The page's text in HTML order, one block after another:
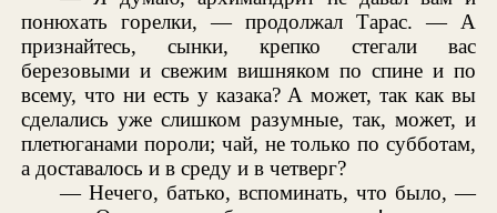
понюхать горелки, — продолжал Тарас. — А
признайтесь, сынки, крепко стегали вас
березовыми и свежим вишняком по спине и по
всему, что ни есть у казака? А может, так как вы
сделались уже слишком разумные, так, может, и
плетюганами пороли; чай, не только по субботам,
а доставалось и в среду и в четверг?
— Нечего, батько, вспоминать, что было, —